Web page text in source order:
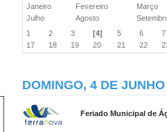
Janeiro
Fevereiro
Março
Julho
Agosto
1
2 3 [4] 5 6
17
18 19 20 21 22
DOMINGO, 4 DE
Feriado Municipal de